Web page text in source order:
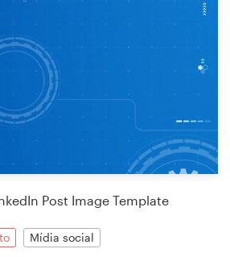
Post Image Template
Mídia social